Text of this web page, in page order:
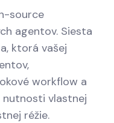
source
agentov. Siesta
ktorá vašej
workflow a
nutnosti vlastnej
réžie.